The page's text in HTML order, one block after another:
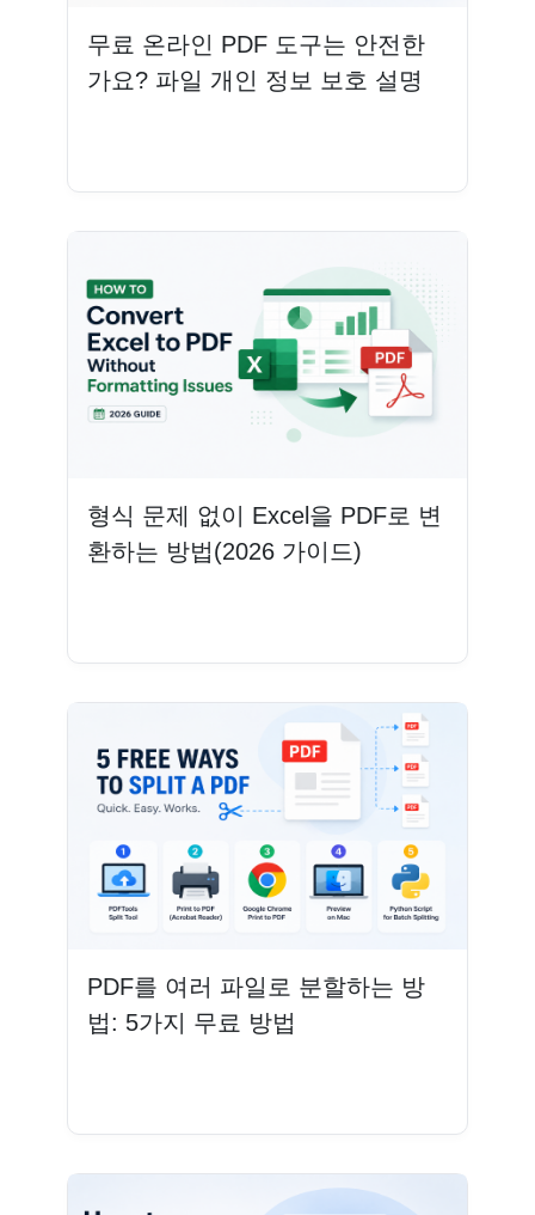
무료 온라인 PDF 도구는 안전한
가요? 파일 개인 정보 보호 설명
형식 문제 없이 Excel을 PDF로 변
환하는 방법(2026 가이드)
PDF를 여러 파일로 분할하는 방
법: 5가지 무료 방법